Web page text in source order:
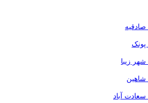
زیبا
شاهین
آباد